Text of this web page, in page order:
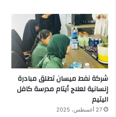
شركة نفط ميسان تطلق مبادرة
إنسانية لعلاج أيتام مدرسة كافل
اليتيم
27 أغسطس، 2025